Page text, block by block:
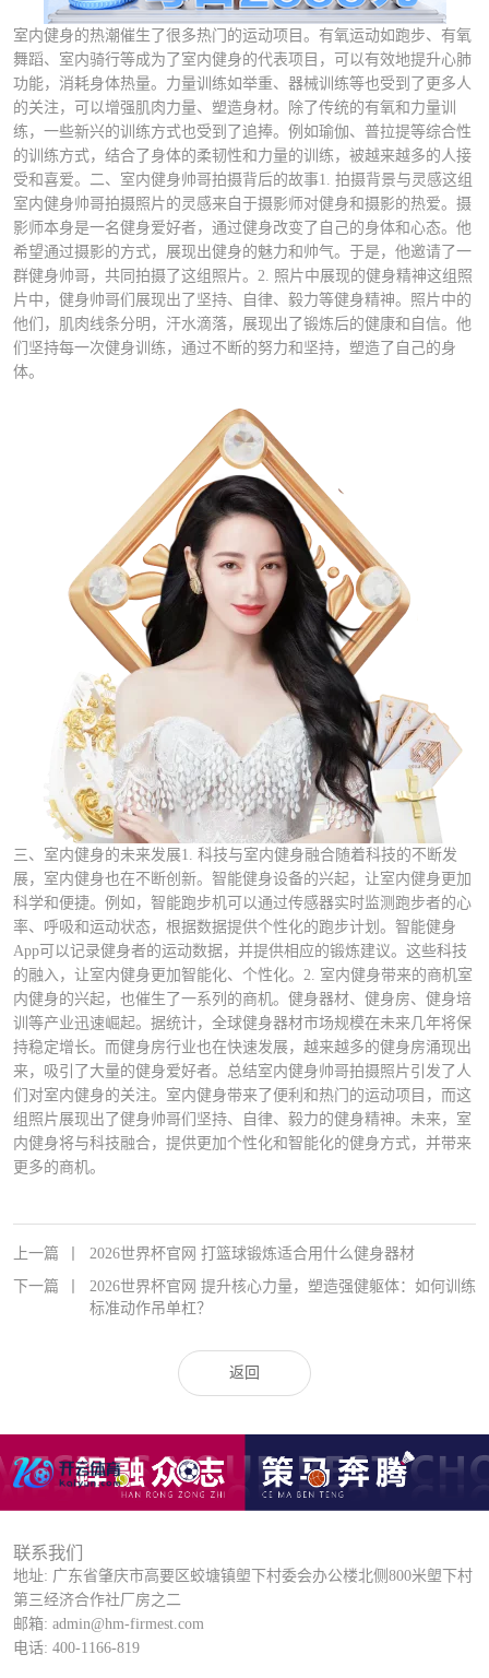
室内健身的热潮催生了很多热门的运动项目。有氧运动如跑步、有氧
舞蹈、室内骑行等成为了室内健身的代表项目，可以有效地提升心肺
功能，消耗身体热量。力量训练如举重、器械训练等也受到了更多人
的关注，可以增强肌肉力量、塑造身材。除了传统的有氧和力量训
练，一些新兴的训练方式也受到了追捧。例如瑜伽、普拉提等综合性
的训练方式，结合了身体的柔韧性和力量的训练，被越来越多的人接
受和喜爱。二、室内健身帅哥拍摄背后的故事1. 拍摄背景与灵感这组
室内健身帅哥拍摄照片的灵感来自于摄影师对健身和摄影的热爱。摄
影师本身是一名健身爱好者，通过健身改变了自己的身体和心态。他
希望通过摄影的方式，展现出健身的魅力和帅气。于是，他邀请了一
群健身帅哥，共同拍摄了这组照片。2. 照片中展现的健身精神这组照
片中，健身帅哥们展现出了坚持、自律、毅力等健身精神。照片中的
他们，肌肉线条分明，汗水滴落，展现出了锻炼后的健康和自信。他
们坚持每一次健身训练，通过不断的努力和坚持，塑造了自己的身
体。
三、室内健身的未来发展1. 科技与室内健身融合随着科技的不断发
展，室内健身也在不断创新。智能健身设备的兴起，让室内健身更加
科学和便捷。例如，智能跑步机可以通过传感器实时监测跑步者的心
率、呼吸和运动状态，根据数据提供个性化的跑步计划。智能健身
App可以记录健身者的运动数据，并提供相应的锻炼建议。这些科技
的融入，让室内健身更加智能化、个性化。2. 室内健身带来的商机室
内健身的兴起，也催生了一系列的商机。健身器材、健身房、健身培
训等产业迅速崛起。据统计，全球健身器材市场规模在未来几年将保
持稳定增长。而健身房行业也在快速发展，越来越多的健身房涌现出
来，吸引了大量的健身爱好者。总结室内健身帅哥拍摄照片引发了人
们对室内健身的关注。室内健身带来了便利和热门的运动项目，而这
组照片展现出了健身帅哥们坚持、自律、毅力的健身精神。未来，室
内健身将与科技融合，提供更加个性化和智能化的健身方式，并带来
更多的商机。
上一篇
2026世界杯官网 打篮球锻炼适合用什么健身器材
下一篇
2026世界杯官网 提升核心力量，塑造强健躯体：如何训练
标准动作吊单杠？
返回
联系我们
地址: 广东省肇庆市高要区蛟塘镇塱下村委会办公楼北侧800米塱下村
第三经济合作社厂房之二
邮箱: admin@hm-firmest.com
电话: 400-1166-819